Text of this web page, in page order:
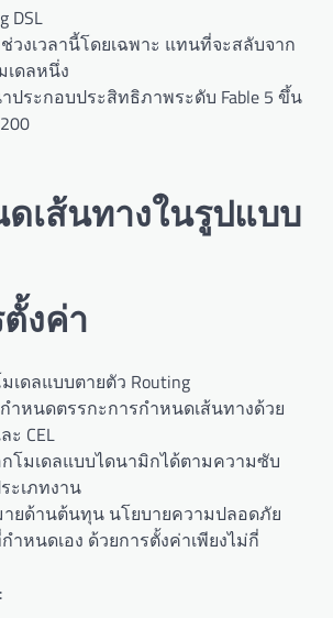
DSL
วงเวลานี้โดยเฉพาะ แทนที่จะสลับจาก
เดลหนึ่ง
ระกอบประสิทธิภาพระดับ Fable 5 ขึ้น
เส้นทางในรูปแบบ
งค่า
เดลแบบตายตัว Routing
ำหนดตรรกะการกำหนดเส้นทางด้วย
ะ CEL
กโมเดลแบบไดนามิกได้ตามความซับ
ะเภทงาน
ายด้านต้นทุน นโยบายความปลอดภัย
หนดเอง ด้วยการตั้งค่าเพียงไม่กี่